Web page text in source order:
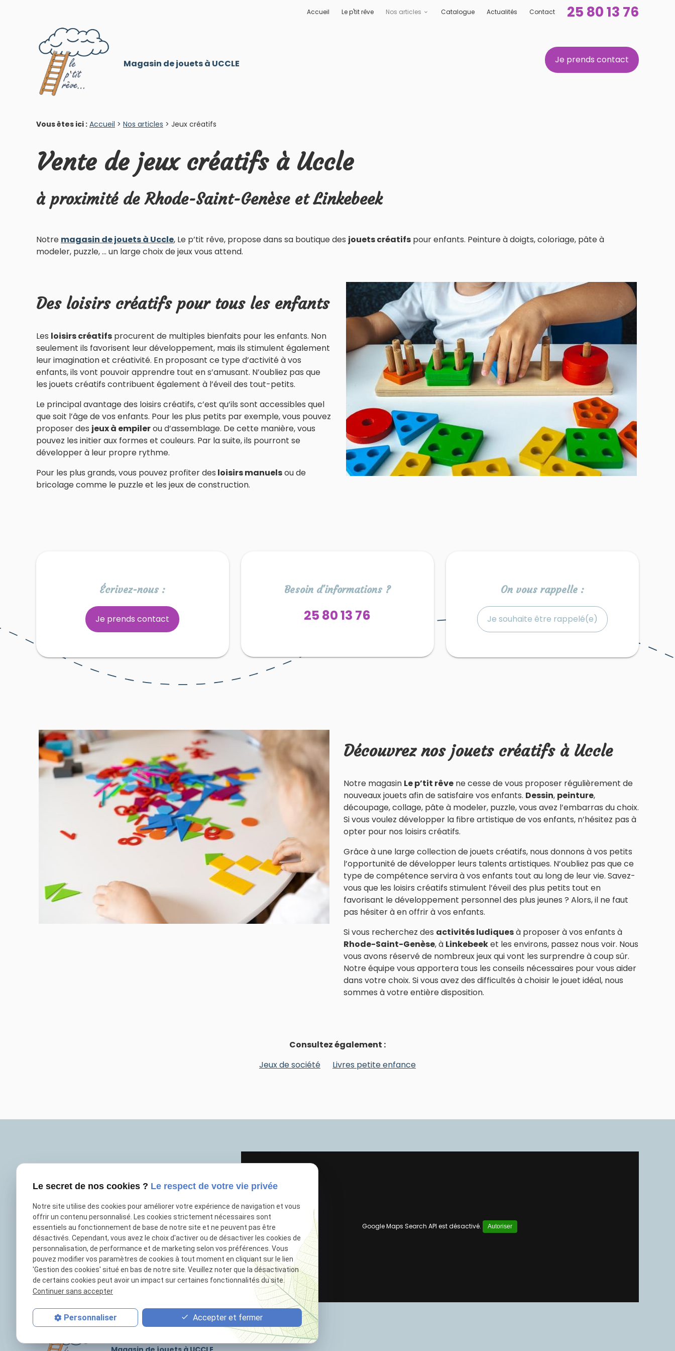
Accueil Le p'tit rêve Nos articles Catalogue Actualités Contact 25 80 13 76
Magasin de jouets à UCCLE Je prends contact
Vous êtes ici : Accueil > Nos articles > Jeux créatifs
Vente de jeux créatifs à Uccle
à proximité de Rhode-Saint-Genèse et Linkebeek
Notre magasin de jouets à Uccle, Le p’tit rêve, propose dans sa boutique des jouets créatifs pour enfants. Peinture à doigts, coloriage, pâte à
modeler, puzzle, ... un large choix de jeux vous attend.
Des loisirs créatifs pour tous les enfants
Les loisirs créatifs procurent de multiples bienfaits pour les enfants. Non
seulement ils favorisent leur développement, mais ils stimulent également
leur imagination et créativité. En proposant ce type d’activité à vos
enfants, ils vont pouvoir apprendre tout en s’amusant. N’oubliez pas que
les jouets créatifs contribuent également à l’éveil des tout-petits.
Le principal avantage des loisirs créatifs, c’est qu’ils sont accessibles quel
que soit l’âge de vos enfants. Pour les plus petits par exemple, vous pouvez
proposer des jeux à empilerou d’assemblage. De cette manière, vous
pouvez les initier aux formes et couleurs. Par la suite, ils pourront se
développer à leur propre rythme.
Pour les plus grands, vous pouvez profiter des loisirs manuelsou de
bricolage comme le puzzle et les jeux de construction.
Écrivez-nous :
Je prends contact
Besoin d'informations ?
25 80 13 76
On vous rappelle :
Je souhaite être rappelé(e)
Découvrez nos jouets créatifs à Uccle
Notre magasin Le p’tit rêve ne cesse de vous proposer régulièrement de
nouveaux jouets afin de satisfaire vos enfants. Dessin, peinture,
découpage, collage, pâte à modeler, puzzle, vous avez l’embarras du choix.
Si vous voulez développer la fibre artistique de vos enfants, n’hésitez pas à
opter pour nos loisirs créatifs.
Grâce à une large collection de jouets créatifs, nous donnons à vos petits
l’opportunité de développer leurs talents artistiques. N’oubliez pas que ce
type de compétence servira à vos enfants tout au long de leur vie. Savez-
vous que les loisirs créatifs stimulent l’éveil des plus petits tout en
favorisant le développement personnel des plus jeunes ? Alors, il ne faut
pas hésiter à en offrir à vos enfants.
Si vous recherchez des activités ludiquesà proposer à vos enfants à
Rhode-Saint-Genèse, à Linkebeeket les environs, passez nous voir. Nous
vous avons réservé de nombreux jeux qui vont les surprendre à coup sûr.
Notre équipe vous apportera tous les conseils nécessaires pour vous aider
dans votre choix. Si vous avez des difficultés à choisir le jouet idéal, nous
sommes à votre entière disposition.
Consultez également :
Jeux de société
Livres petite enfance
phone 25 80 13 76
place
21 Place Saint Job
1180 UCCLE
mail contact@leptitreve.com
Google Maps Search API est désactivé. Autoriser
Le secret de nos cookies ? Le respect de votre vie privée
Notre site utilise des cookies pour améliorer votre expérience de navigation et vous
offrir un contenu personnalisé. Les cookies strictement nécessaires sont
essentiels au fonctionnement de base de notre site et ne peuvent pas être
désactivés. Cependant, vous avez le choix d'activer ou de désactiver les cookies de
personnalisation, de performance et de marketing selon vos préférences. Vous
pouvez modifier vos paramètres de cookies à tout moment en cliquant sur le lien
'Gestion des cookies' situé en bas de notre site. Veuillez noter que la désactivation
de certains cookies peut avoir un impact sur certaines fonctionnalités du site.
Continuer sans accepter
Personnaliser Accepter et fermer